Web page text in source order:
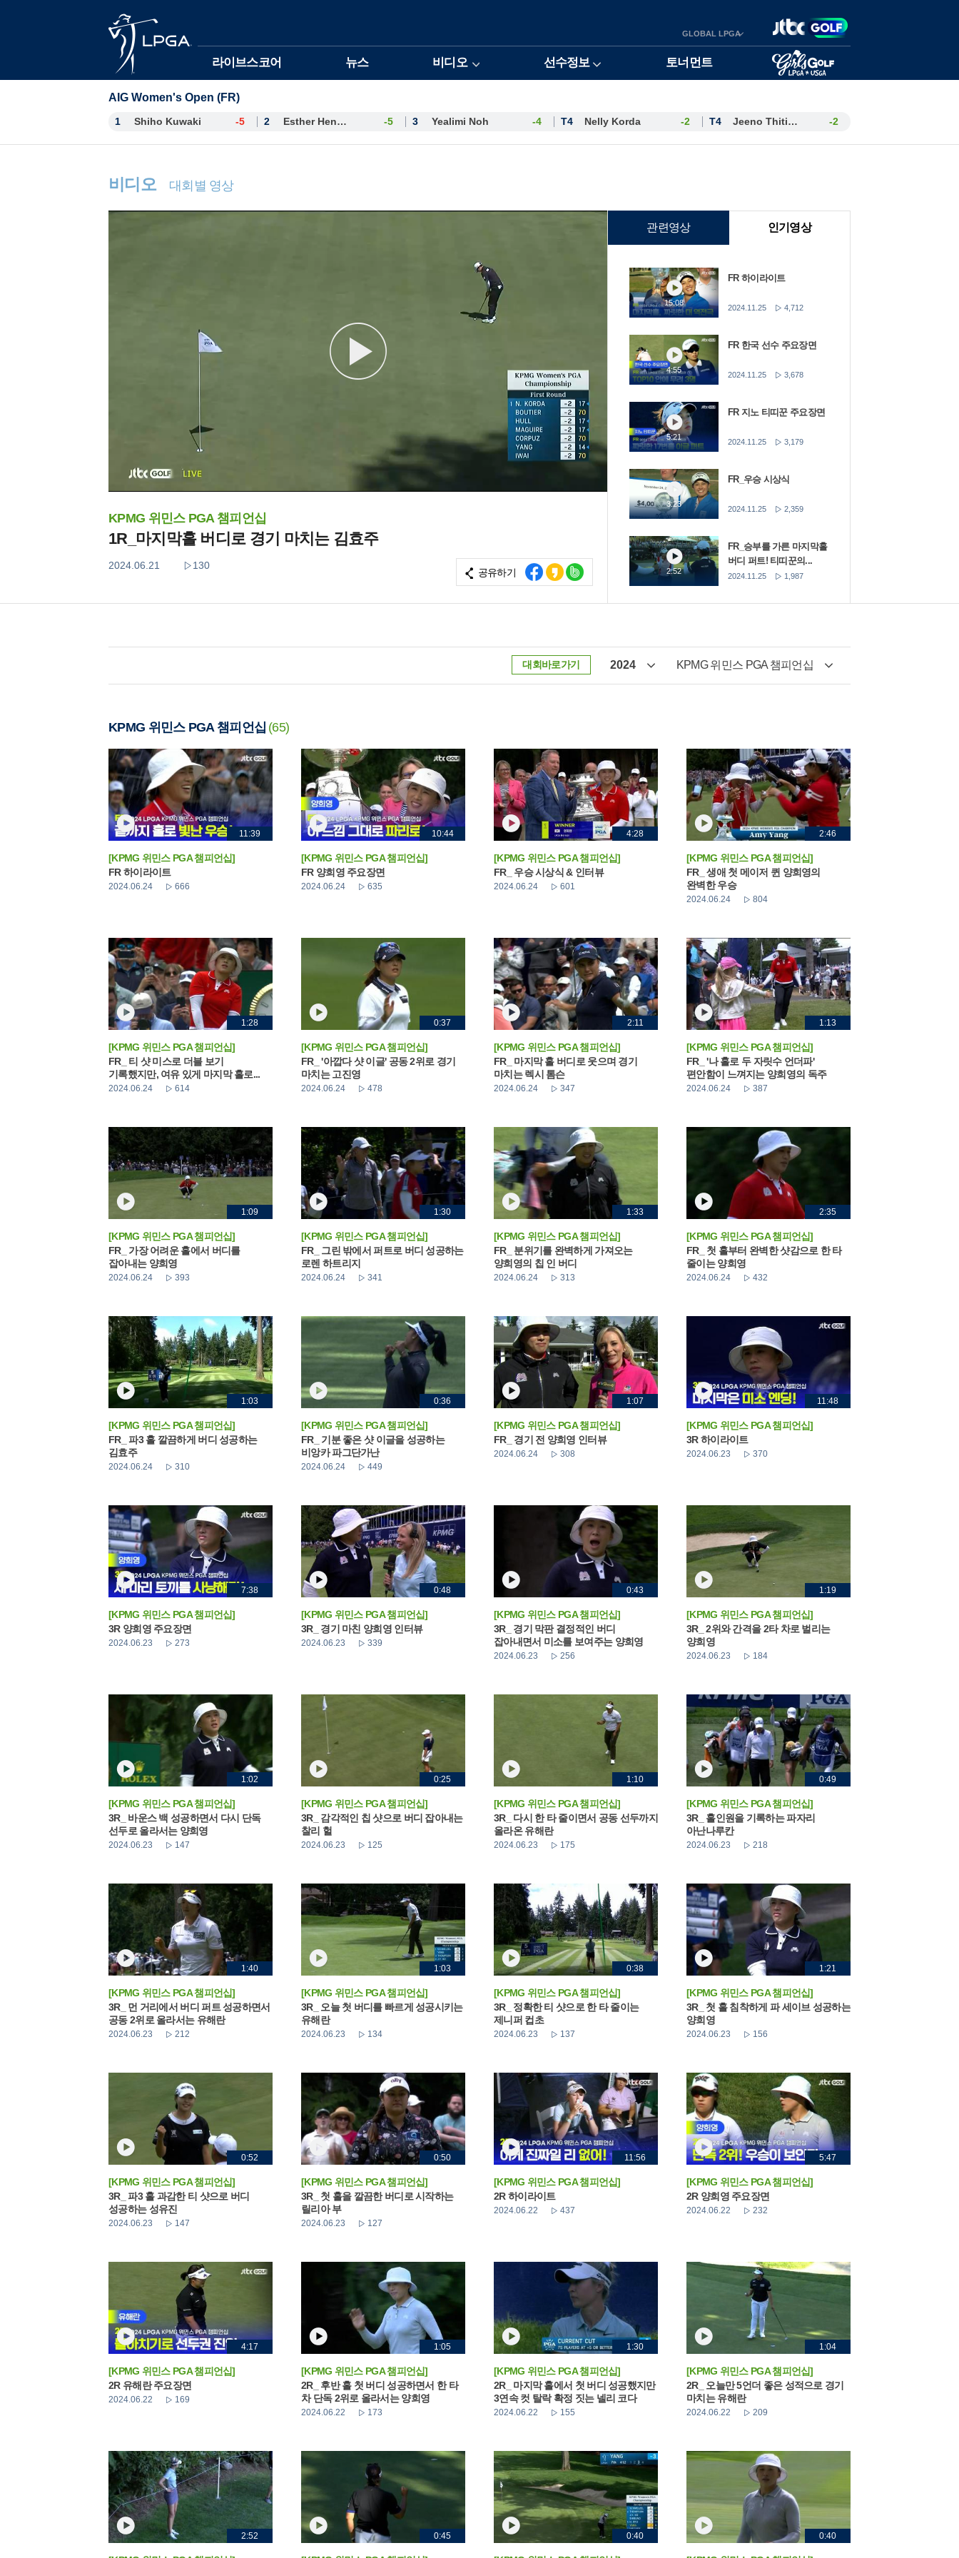
GLOBAL LPGA
라이브스코어 뉴스 비디오 선수정보 토너먼트
AIG Women's Open (FR)
1 Shiho Kuwaki -5 2 Esther Henseleit -5 3 Yealimi Noh -4 T4 Nelly Korda -2 T4 Jeeno Thitikul -2
비디오 대회별 영상
KPMG 위민스 PGA 챔피언십
1R_마지막홀 버디로 경기 마치는 김효주
2024.06.21 130
공유하기
관련영상 인기영상
15:08
FR 하이라이트
2024.11.25 4,712
4:55
FR 한국 선수 주요장면
2024.11.25 3,678
5:21
FR 지노 티띠꾼 주요장면
2024.11.25 3,179
3:23
FR_우승 시상식
2024.11.25 2,359
2:52
FR_승부를 가른 마지막홀
버디 퍼트! 티띠꾼의...
2024.11.25 1,987
대회바로가기 2024 KPMG 위민스 PGA 챔피언십
KPMG 위민스 PGA 챔피언십 (65)
11:39
[KPMG 위민스 PGA 챔피언십]
FR 하이라이트
2024.06.24 666
10:44
[KPMG 위민스 PGA 챔피언십]
FR 양희영 주요장면
2024.06.24 635
4:28
[KPMG 위민스 PGA 챔피언십]
FR_ 우승 시상식 & 인터뷰
2024.06.24 601
2:46
[KPMG 위민스 PGA 챔피언십]
FR_ 생애 첫 메이저 퀸 양희영의
완벽한 우승
2024.06.24 804
1:28
[KPMG 위민스 PGA 챔피언십]
FR_ 티 샷 미스로 더블 보기
기록했지만, 여유 있게 마지막 홀로...
2024.06.24 614
0:37
[KPMG 위민스 PGA 챔피언십]
FR_ '아깝다 샷 이글' 공동 2위로 경기
마치는 고진영
2024.06.24 478
2:11
[KPMG 위민스 PGA 챔피언십]
FR_ 마지막 홀 버디로 웃으며 경기
마치는 렉시 톰슨
2024.06.24 347
1:13
[KPMG 위민스 PGA 챔피언십]
FR_ '나 홀로 두 자릿수 언더파'
편안함이 느껴지는 양희영의 독주
2024.06.24 387
1:09
[KPMG 위민스 PGA 챔피언십]
FR_ 가장 어려운 홀에서 버디를
잡아내는 양희영
2024.06.24 393
1:30
[KPMG 위민스 PGA 챔피언십]
FR_ 그린 밖에서 퍼트로 버디 성공하는
로렌 하트리지
2024.06.24 341
1:33
[KPMG 위민스 PGA 챔피언십]
FR_ 분위기를 완벽하게 가져오는
양희영의 칩 인 버디
2024.06.24 313
2:35
[KPMG 위민스 PGA 챔피언십]
FR_ 첫 홀부터 완벽한 샷감으로 한 타
줄이는 양희영
2024.06.24 432
1:03
[KPMG 위민스 PGA 챔피언십]
FR_ 파3 홀 깔끔하게 버디 성공하는
김효주
2024.06.24 310
0:36
[KPMG 위민스 PGA 챔피언십]
FR_ 기분 좋은 샷 이글을 성공하는
비앙카 파그단가난
2024.06.24 449
1:07
[KPMG 위민스 PGA 챔피언십]
FR_ 경기 전 양희영 인터뷰
2024.06.24 308
11:48
[KPMG 위민스 PGA 챔피언십]
3R 하이라이트
2024.06.23 370
7:38
[KPMG 위민스 PGA 챔피언십]
3R 양희영 주요장면
2024.06.23 273
0:48
[KPMG 위민스 PGA 챔피언십]
3R_ 경기 마친 양희영 인터뷰
2024.06.23 339
0:43
[KPMG 위민스 PGA 챔피언십]
3R_ 경기 막판 결정적인 버디
잡아내면서 미소를 보여주는 양희영
2024.06.23 256
1:19
[KPMG 위민스 PGA 챔피언십]
3R_ 2위와 간격을 2타 차로 벌리는
양희영
2024.06.23 184
1:02
[KPMG 위민스 PGA 챔피언십]
3R_ 바운스 백 성공하면서 다시 단독
선두로 올라서는 양희영
2024.06.23 147
0:25
[KPMG 위민스 PGA 챔피언십]
3R_ 감각적인 칩 샷으로 버디 잡아내는
찰리 헐
2024.06.23 125
1:10
[KPMG 위민스 PGA 챔피언십]
3R_ 다시 한 타 줄이면서 공동 선두까지
올라온 유해란
2024.06.23 175
0:49
[KPMG 위민스 PGA 챔피언십]
3R_ 홀인원을 기록하는 파자리
아난나루칸
2024.06.23 218
1:40
[KPMG 위민스 PGA 챔피언십]
3R_ 먼 거리에서 버디 퍼트 성공하면서
공동 2위로 올라서는 유해란
2024.06.23 212
1:03
[KPMG 위민스 PGA 챔피언십]
3R_ 오늘 첫 버디를 빠르게 성공시키는
유해란
2024.06.23 134
0:38
[KPMG 위민스 PGA 챔피언십]
3R_ 정확한 티 샷으로 한 타 줄이는
제니퍼 컵초
2024.06.23 137
1:21
[KPMG 위민스 PGA 챔피언십]
3R_ 첫 홀 침착하게 파 세이브 성공하는
양희영
2024.06.23 156
0:52
[KPMG 위민스 PGA 챔피언십]
3R_ 파3 홀 과감한 티 샷으로 버디
성공하는 성유진
2024.06.23 147
0:50
[KPMG 위민스 PGA 챔피언십]
3R_ 첫 홀을 깔끔한 버디로 시작하는
릴리아 부
2024.06.23 127
11:56
[KPMG 위민스 PGA 챔피언십]
2R 하이라이트
2024.06.22 437
5:47
[KPMG 위민스 PGA 챔피언십]
2R 양희영 주요장면
2024.06.22 232
4:17
[KPMG 위민스 PGA 챔피언십]
2R 유해란 주요장면
2024.06.22 169
1:05
[KPMG 위민스 PGA 챔피언십]
2R_ 후반 홀 첫 버디 성공하면서 한 타
차 단독 2위로 올라서는 양희영
2024.06.22 173
1:30
[KPMG 위민스 PGA 챔피언십]
2R_ 마지막 홀에서 첫 버디 성공했지만
3연속 컷 탈락 확정 짓는 넬리 코다
2024.06.22 155
1:04
[KPMG 위민스 PGA 챔피언십]
2R_ 오늘만 5언더 좋은 성적으로 경기
마치는 유해란
2024.06.22 209
2:52 0:45 0:40 0:40